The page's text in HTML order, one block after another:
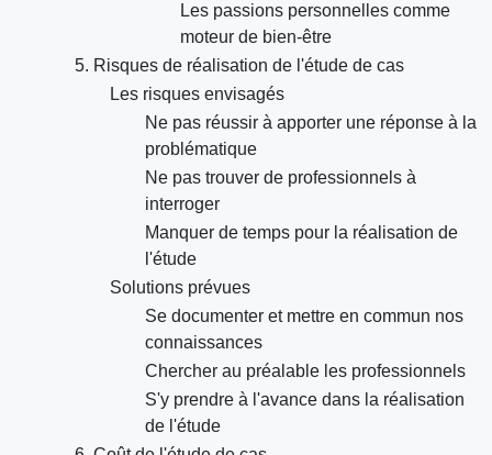
Les passions personnelles comme
moteur de bien-être
5. Risques de réalisation de l'étude de cas
Les risques envisagés
Ne pas réussir à apporter une réponse à la
problématique
Ne pas trouver de professionnels à
interroger
Manquer de temps pour la réalisation de
l'étude
Solutions prévues
Se documenter et mettre en commun nos
connaissances
Chercher au préalable les professionnels
S'y prendre à l'avance dans la réalisation
de l'étude